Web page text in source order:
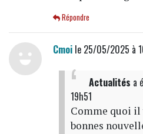
Répondre
Cmoile 25/05/2025 à
Actualités a
19h51
Comme quoi il
bonnes